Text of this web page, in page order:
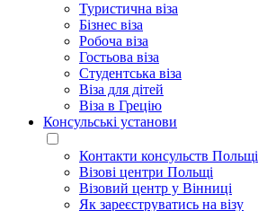
Туристична віза
Бізнес віза
Робоча віза
Гостьова віза
Студентська віза
Віза для дітей
Віза в Грецію
Консульські установи
Контакти консульств Польщі
Візові центри Польщі
Візовий центр у Вінниці
Як зареєструватись на візу